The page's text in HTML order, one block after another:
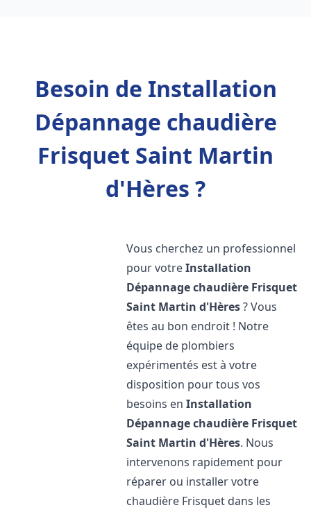
Besoin de Installation
Dépannage chaudière
Frisquet Saint Martin
d'Hères ?
Vous cherchez un professionnel
pour votreInstallation
Dépannage chaudière Frisquet
Saint Martin d'Hères? Vous
êtes au bon endroit ! Notre
équipe de plombiers
expérimentés est à votre
disposition pour tous vos
besoins enInstallation
Dépannage chaudière Frisquet
Saint Martin d'Hères. Nous
intervenons rapidement pour
réparer ou installer votre
chaudière Frisquet dans les